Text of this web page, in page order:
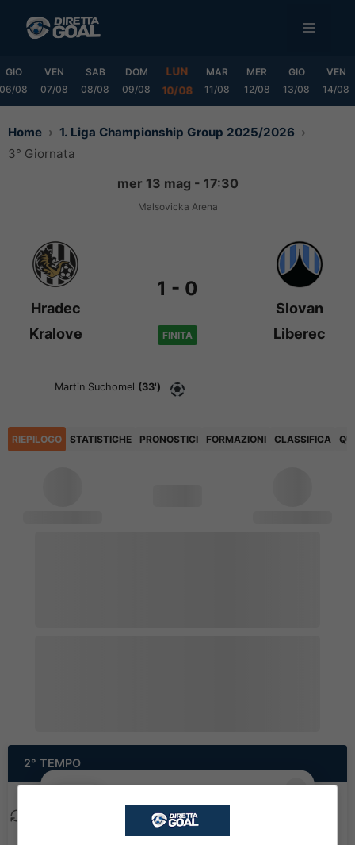
MENU
GIO
06/08
VEN
07/08
SAB
08/08
DOM
09/08
LUN
10/08
MAR
11/08
MER
12/08
GIO
13/08
VEN
14/08
Home
1. Liga Championship Group 2025/2026
3° Giornata
mer 13 mag - 17:30
Malsovicka Arena
Hradec
Kralove
1 - 0
FINITA
Slovan
Liberec
Martin Suchomel (33')
RIEPILOGO STATISTICHE PRONOSTICI FORMAZIONI CLASSIFICA
2° TEMPO
89'
Daniel Trubac esce, al
suo posto David
✕
Partite e risultatiin tempo reale
Con i pronostici dei migliori Tipster!